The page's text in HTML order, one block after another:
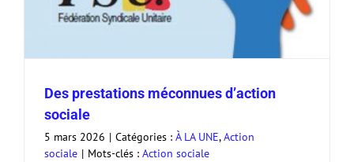
Des prestations méconnues d’action
sociale
5 mars 2026 | Catégories : À LA UNE,Action
sociale | Mots-clés : Action sociale